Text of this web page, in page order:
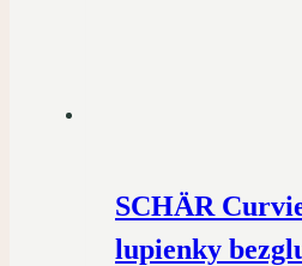
SCHÄR
lupienky